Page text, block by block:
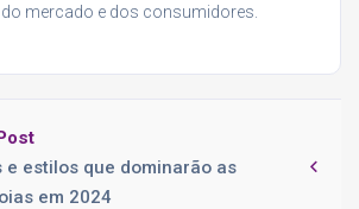
mercado e dos consumidores.
e estilos que dominarão as
em 2024